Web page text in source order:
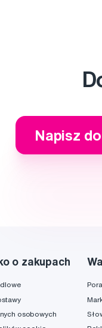
Napisz
o zakupach
osobowych